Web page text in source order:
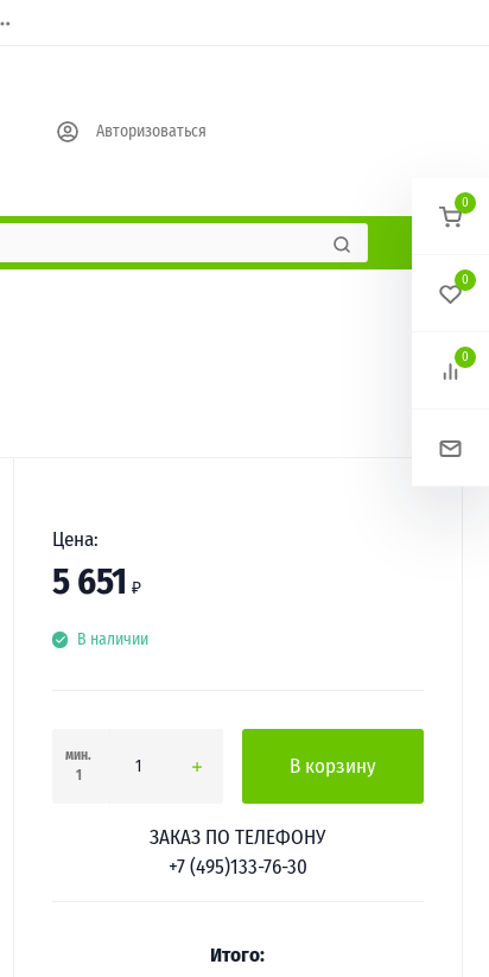
Авторизоваться
Цена:
5 651 ₽
В наличии
мин.
1
В корзину
ЗАКАЗ ПО ТЕЛЕФОНУ
+7 (495)133-76-30
Итого:
0
0
0